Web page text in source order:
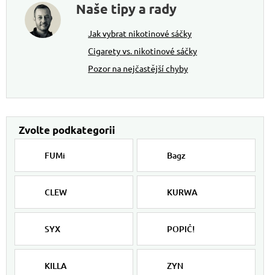
Naše tipy a rady
Jak vybrat nikotinové sáčky
Cigarety vs. nikotinové sáčky
Pozor na nejčastější chyby
FUMi Bagz
CLEW KURWA
SYX POPIČ!
KILLA ZYN